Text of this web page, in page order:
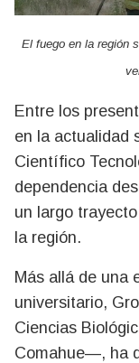
El fuego en la región
Entre los
en la actualidad
Científico
dependencia
un largo
la región.
Más allá de una
universitario,
Ciencias
Comahue—, ha